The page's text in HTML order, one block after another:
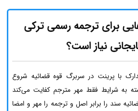
برای ترجمه رسمی ترکی
نیاز است؟
با پرینت در سربرگ قوه قضائیه شروع
به شرایط فقط مهر مترجم کفایت می‌کند
سند را برابر اصل و ترجمه را مهر و امضا